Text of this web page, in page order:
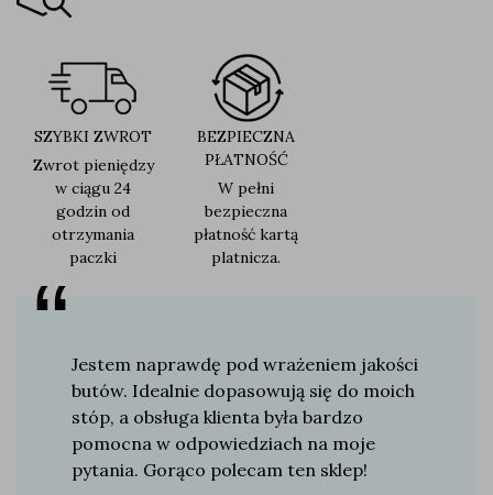
SZYBKI ZWROT
Zwrot pieniędzy
w ciągu 24
godzin od
otrzymania
paczki
BEZPIECZNA
PŁATNOŚĆ
W pełni
bezpieczna
płatność kartą
platnicza.
Jestem naprawdę pod wrażeniem jakości
butów. Idealnie dopasowują się do moich
stóp, a obsługa klienta była bardzo
pomocna w odpowiedziach na moje
pytania. Gorąco polecam ten sklep!